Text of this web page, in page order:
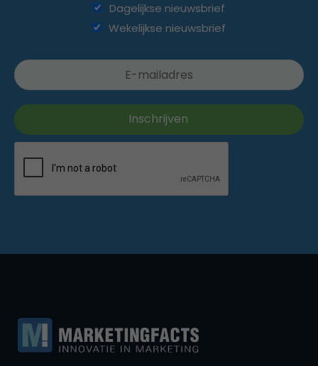
Dagelijkse nieuwsbrief
Wekelijkse nieuwsbrief